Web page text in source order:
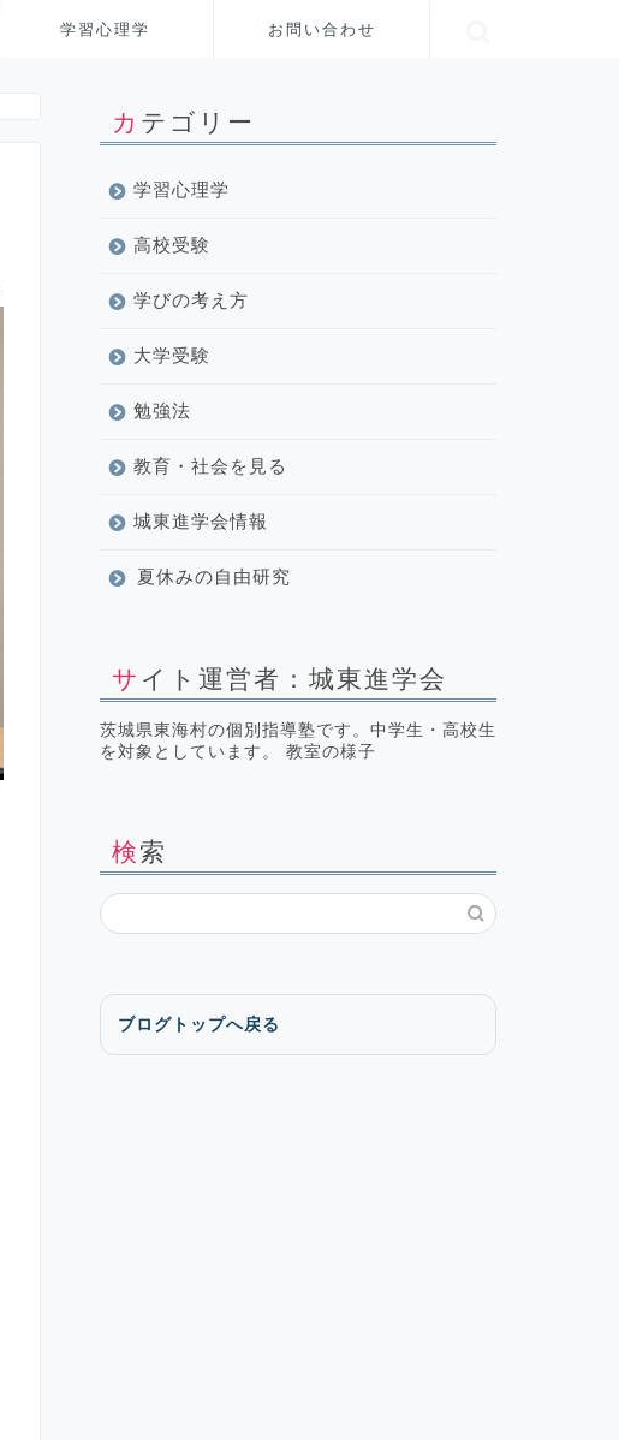
学習心理学 お問い合わせ
カテゴリー
学習心理学
高校受験
学びの考え方
大学受験
勉強法
教育・社会を見る
城東進学会情報
夏休みの自由研究
サイト運営者：城東進学会
茨城県東海村の個別指導塾です。中学生・高校生
を対象としています。 教室の様子
検索
ブログトップへ戻る